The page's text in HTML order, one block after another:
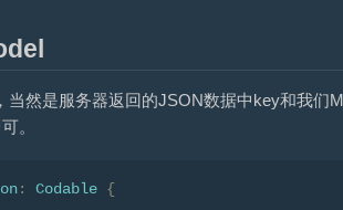
当然是服务器返回的JSON数据中key和我们
。
: Codable {